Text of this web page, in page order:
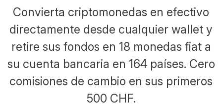
Convierta criptomonedas en efectivo
directamente desde cualquier wallet y
retire sus fondos en 18 monedas fiat a
su cuenta bancaria en 164 países. Cero
comisiones de cambio en sus primeros
500 CHF.